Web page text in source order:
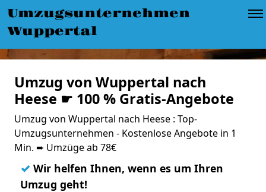
Umzugsunternehmen
Wuppertal
Umzug von Wuppertal nach
Heese ☛ 100 % Gratis-Angebote
Umzug von Wuppertal nach Heese : Top-
Umzugsunternehmen - Kostenlose Angebote in 1
Min. ➨ Umzüge ab 78€
✓ Wir helfen Ihnen, wenn es um Ihren
Umzug geht!